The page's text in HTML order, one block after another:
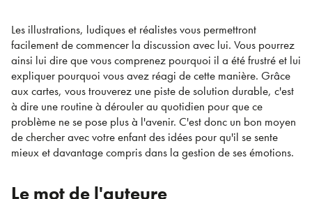
Les illustrations, ludiques et réalistes vous permettront
facilement de commencer la discussion avec lui. Vous pourrez
ainsi lui dire que vous comprenez pourquoi il a été frustré et lui
expliquer pourquoi vous avez réagi de cette manière. Grâce
aux cartes, vous trouverez une piste de solution durable, c'est
à dire une routine à dérouler au quotidien pour que ce
problème ne se pose plus à l'avenir. C'est donc un bon moyen
de chercher avec votre enfant des idées pour qu'il se sente
mieux et davantage compris dans la gestion de ses émotions.
Le mot de l'auteure